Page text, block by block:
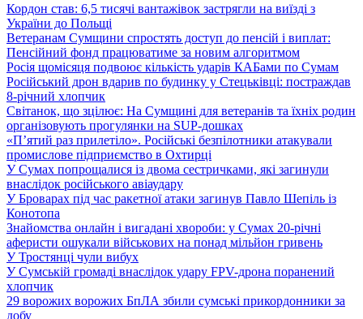
Кордон став: 6,5 тисячі вантажівок застрягли на виїзді з
України до Польщі
Ветеранам Сумщини спростять доступ до пенсій і виплат:
Пенсійний фонд працюватиме за новим алгоритмом
Росія щомісяця подвоює кількість ударів КАБами по Сумам
Російський дрон вдарив по будинку у Стецьківці: постраждав
8-річний хлопчик
Світанок, що зцілює: На Сумщині для ветеранів та їхніх родин
організовують прогулянки на SUP-дошках
«П’ятий раз прилетіло». Російські безпілотники атакували
промислове підприємство в Охтирці
У Сумах попрощалися із двома сестричками, які загинули
внаслідок російського авіаудару
У Броварах під час ракетної атаки загинув Павло Шепіль із
Конотопа
Знайомства онлайн і вигадані хвороби: у Сумах 20-річні
аферисти ошукали військових на понад мільйон гривень
У Тростянці чули вибух
У Сумській громаді внаслідок удару FPV-дрона поранений
хлопчик
29 ворожих ворожих БпЛА збили сумські прикордонники за
добу